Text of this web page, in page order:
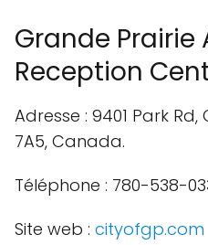
Grande Prairie
Reception
Adresse : 9401 Park
7A5, Canada.
Téléphone : 780-538-
Site web : cityofgp.com